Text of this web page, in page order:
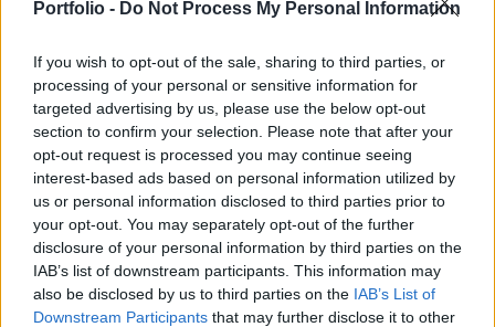
Portfolio - Do Not Process My Personal Information
If you wish to opt-out of the sale, sharing to third parties, or
processing of your personal or sensitive information for
targeted advertising by us, please use the below opt-out
section to confirm your selection. Please note that after your
opt-out request is processed you may continue seeing
interest-based ads based on personal information utilized by
us or personal information disclosed to third parties prior to
your opt-out. You may separately opt-out of the further
disclosure of your personal information by third parties on the
IAB’s list of downstream participants. This information may
also be disclosed by us to third parties on the IAB’s List of
Downstream Participants that may further disclose it to other
hogy durván 100 000 aktív fertőzött van közöttünk,
Barabási-Albert László világhírű magyar fizikus,
hálózatkutató.
Kapcsolódó cikkünk 2020. 09. 07. Micsoda?! Máris
százezer koronavírusos van Magyarországon? 2020. 09.
07. Koronavírus: Budapesten 100-ból egy-két ember már
fertőzött lehet 2020. 09. 06. Merkely szerint nagyjából
százezer koronavírusos lehet Magyarországon - 10 nap
alatt többen fertőződtek meg, mint a járvány első
szakaszában Posztjában a tudós visszagondol...